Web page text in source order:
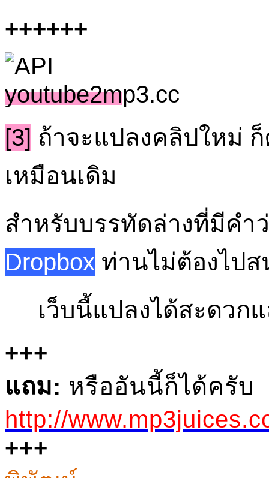
++++++
[3] ถ้าจะแปลงคลิปใหม่
เหมือนเดิม
สำหรับบรรทัดล่างที่มีคำ
Dropbox ท่านไม่ต้องไป
เว็บนี้แปลงได้สะดวกแ
+++
แถม: หรืออันนี้ก็ได้ครับ
http://
+++